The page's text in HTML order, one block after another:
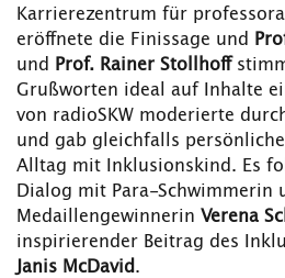
Karrierezentrum für
eröffnete die Finissage und
und
Prof. Rainer Stollhoff
Grußworten ideal auf Inhalte
von radioSKW moderierte
und gab gleichfalls
Alltag mit Inklusionskind. Es
Dialog mit Para-Schwimmerin
Medaillengewinnerin Verena
inspirierender Beitrag des
Janis McDavid .